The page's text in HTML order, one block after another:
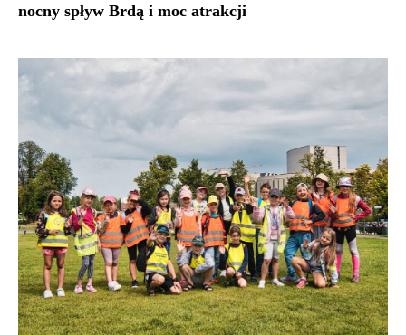
nocny spływ Brdą i moc atrakcji